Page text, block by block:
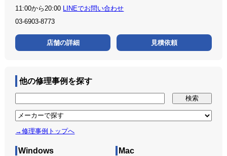
11:00から20:00 LINEでお問い合わせ
03-6903-8773
店舗の詳細 見積依頼
他の修理事例を探す
→修理事例トップへ
Windows Mac